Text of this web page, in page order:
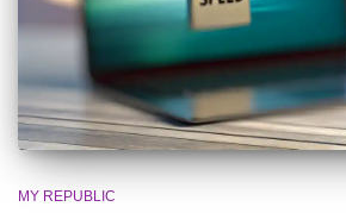
MY REPUBLIC